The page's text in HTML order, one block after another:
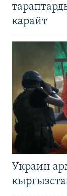
карайт
Украин